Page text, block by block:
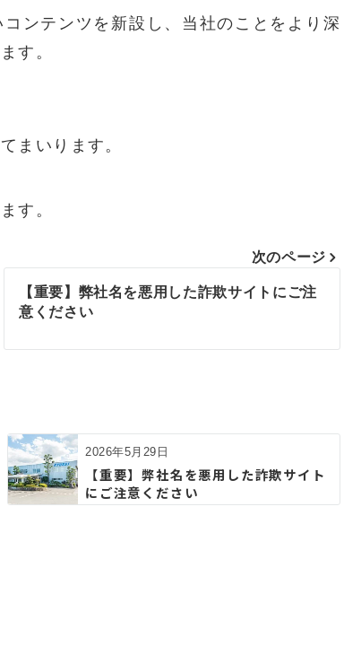
ンテンツを新設し、当社のことをより深
す。
まいります。
す。
次のページ
【重要】弊社名を悪用した詐欺サイトにご注
意ください
2026年5月29日
【重要】弊社名を悪用した詐欺サイト
にご注意ください